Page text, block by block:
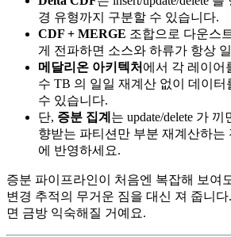
경 유형까지 구분할 수 있습니다.
CDF + MERGE 조합으로 다운스
게 전파하면 소스와 하류가 항상
메달리온 아키텍처 에서 각 레이어
수 TB 의 일일 재계산 없이 데이
수 있습니다.
단, 증분 집계 는 update/delete 가
향받는 파티션만 부분 재계산하는
에 반영하세요.
증분 파이프라인이 처음엔 복잡해 보여
변경 추적의 무거운 짐을 대신 져 줍니
면 금방 익숙해질 거예요.